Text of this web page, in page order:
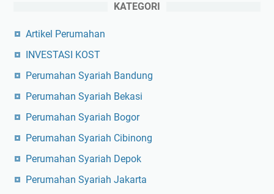
KATEGORI
Artikel Perumahan
INVESTASI KOST
Perumahan Syariah Bandung
Perumahan Syariah Bekasi
Perumahan Syariah Bogor
Perumahan Syariah Cibinong
Perumahan Syariah Depok
Perumahan Syariah Jakarta